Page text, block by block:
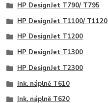
HP DesignJet T790/ T795
HP DesignJet T1100/ T1120
HP DesignJet T1200
HP DesignJet T1300
HP DesignJet T2300
Ink. náplně T610
Ink. náplně T620